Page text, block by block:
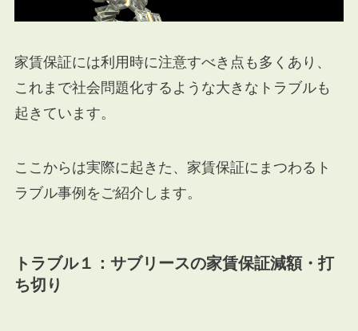
家賃保証には利用時に注意すべき点も多くあり、
これまで社会問題化するような大きなトラブルも
起きています。
ここからは実際に起きた、家賃保証にまつわるト
ラブル事例をご紹介します。
トラブル１：サブリースの家賃保証減額・打
ち切り